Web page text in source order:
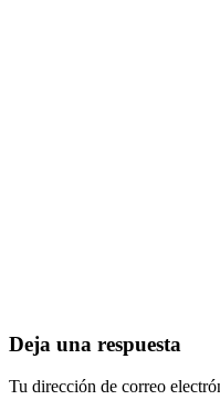
Deja una respuesta
Tu dirección de correo